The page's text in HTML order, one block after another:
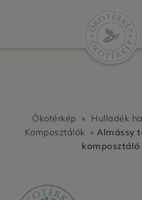
Ökotérkép » Hulladék
Komposztálók »Almássy
komposztáló